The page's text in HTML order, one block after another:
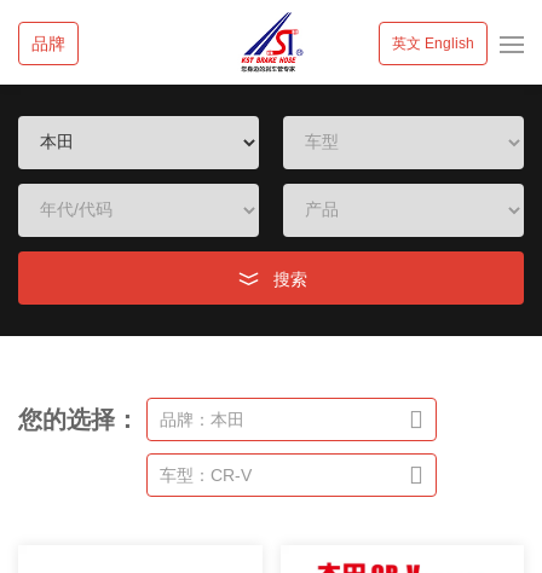
品牌 英文 English
搜索
您的选择： 品牌：本田
车型：CR-V